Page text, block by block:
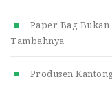
Paper Bag
Tambahnya
Produsen